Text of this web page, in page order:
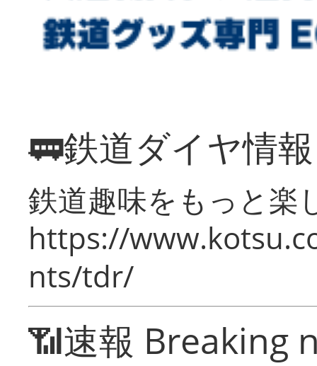
🚃鉄道ダイヤ情
鉄道趣味をもっと楽
https://
nts/tdr/
📶速報 Breaking